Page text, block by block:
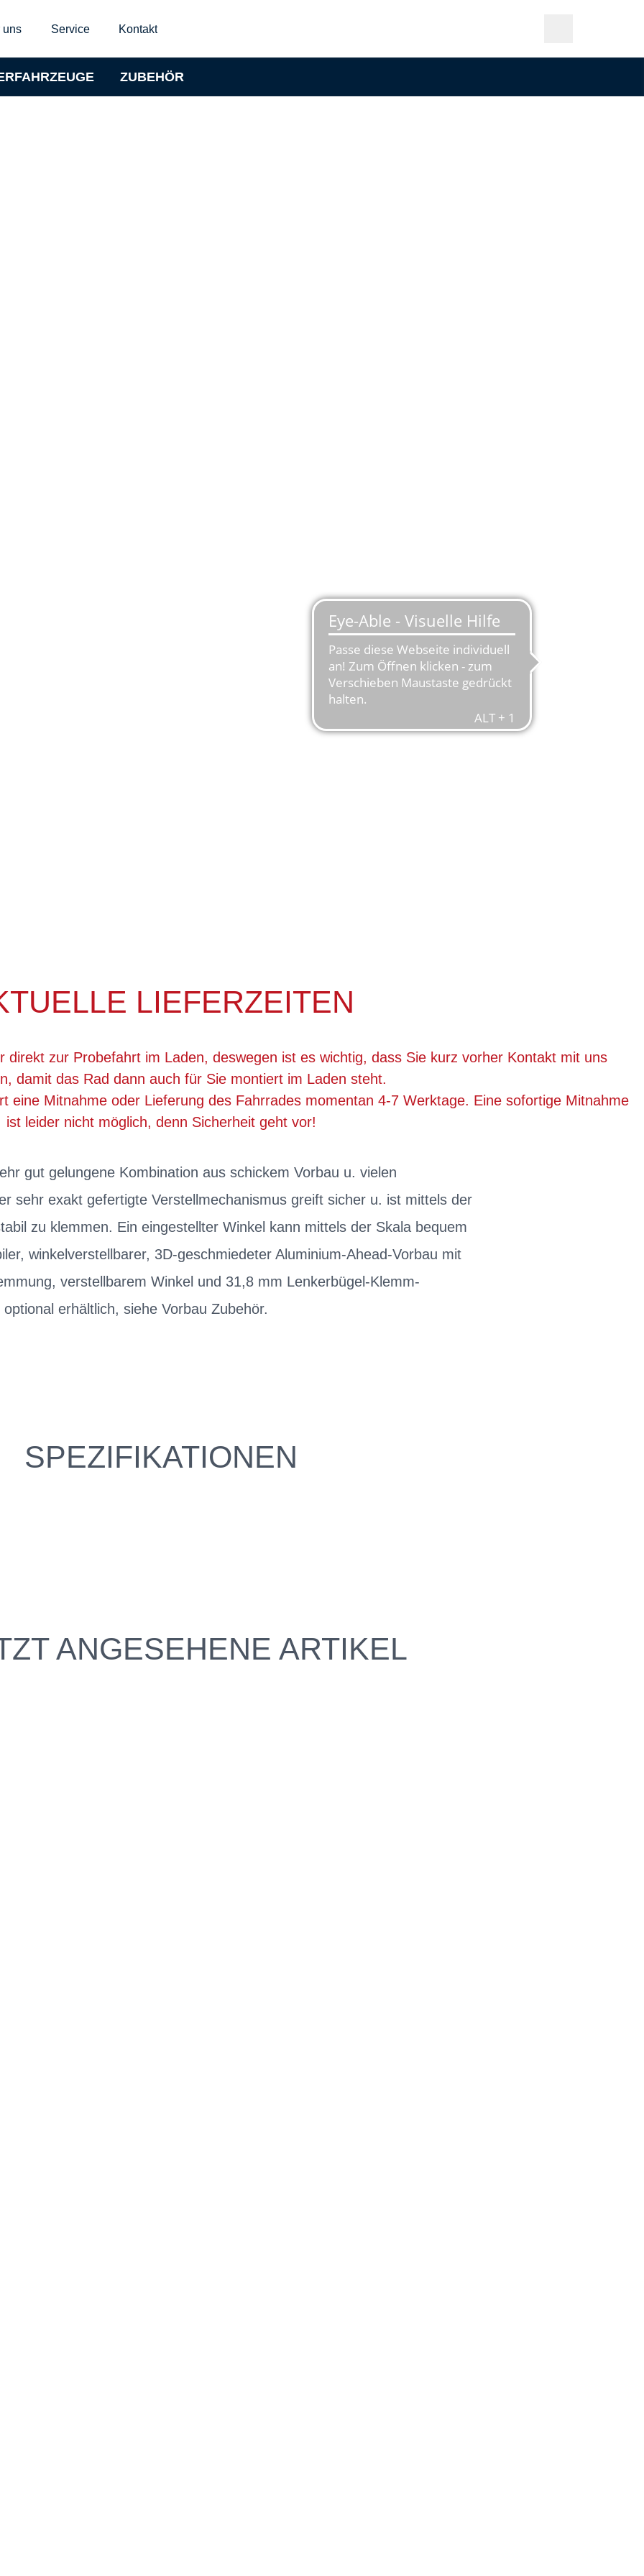
uns Service Kontakt
ZUBEHÖR
LIEFERZEITEN
direkt zur Probefahrt im Laden, deswegen ist es wichtig, dass Sie kurz vorher Kontakt mit uns
damit das Rad dann auch für Sie montiert im Laden steht.
eine Mitnahme oder Lieferung des Fahrrades momentan 4-7 Werktage. Eine sofortige Mitnahme
ist leider nicht möglich, denn Sicherheit geht vor!
gut gelungene Kombination aus schickem Vorbau u. vielen
sehr exakt gefertigte Verstellmechanismus greift sicher u. ist mittels der
zu klemmen. Ein eingestellter Winkel kann mittels der Skala bequem
winkelverstellbarer, 3D-geschmiedeter Aluminium-Ahead-Vorbau mit
verstellbarem Winkel und 31,8 mm Lenkerbügel-Klemm-
erhältlich, siehe Vorbau Zubehör.
SPEZIFIKATIONEN
ANGESEHENE ARTIKEL